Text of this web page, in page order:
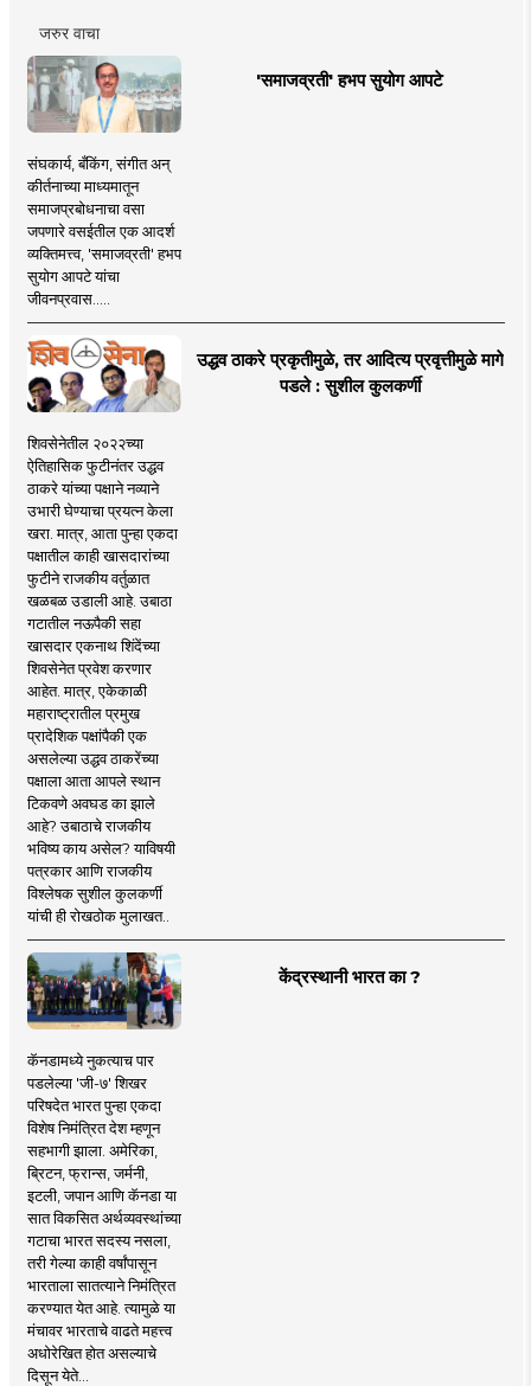
जरुर वाचा
'समाजव्रती' हभप सुयोग आपटे
संघकार्य, बँकिंग, संगीत अन्
कीर्तनाच्या माध्यमातून
समाजप्रबोधनाचा वसा
जपणारे वसईतील एक आदर्श
व्यक्तिमत्त्व, 'समाजव्रती' हभप
सुयोग आपटे यांचा
जीवनप्रवास.....
उद्धव ठाकरे प्रकृतीमुळे, तर आदित्य प्रवृत्तीमुळे मागे
पडले : सुशील कुलकर्णी
शिवसेनेतील २०२२च्या
ऐतिहासिक फुटीनंतर उद्धव
ठाकरे यांच्या पक्षाने नव्याने
उभारी घेण्याचा प्रयत्न केला
खरा. मात्र, आता पुन्हा एकदा
पक्षातील काही खासदारांच्या
फुटीने राजकीय वर्तुळात
खळबळ उडाली आहे. उबाठा
गटातील नऊपैकी सहा
खासदार एकनाथ शिंदेंच्या
शिवसेनेत प्रवेश करणार
आहेत. मात्र, एकेकाळी
महाराष्ट्रातील प्रमुख
प्रादेशिक पक्षांपैकी एक
असलेल्या उद्धव ठाकरेंच्या
पक्षाला आता आपले स्थान
टिकवणे अवघड का झाले
आहे? उबाठाचे राजकीय
भविष्य काय असेल? याविषयी
पत्रकार आणि राजकीय
विश्लेषक सुशील कुलकर्णी
यांची ही रोखठोक मुलाखत..
केंद्रस्थानी भारत का ?
कॅनडामध्ये नुकत्याच पार
पडलेल्या 'जी-७' शिखर
परिषदेत भारत पुन्हा एकदा
विशेष निमंत्रित देश म्हणून
सहभागी झाला. अमेरिका,
ब्रिटन, फ्रान्स, जर्मनी,
इटली, जपान आणि कॅनडा या
सात विकसित अर्थव्यवस्थांच्या
गटाचा भारत सदस्य नसला,
तरी गेल्या काही वर्षांपासून
भारताला सातत्याने निमंत्रित
करण्यात येत आहे. त्यामुळे या
मंचावर भारताचे वाढते महत्त्व
अधोरेखित होत असल्याचे
दिसून येते...